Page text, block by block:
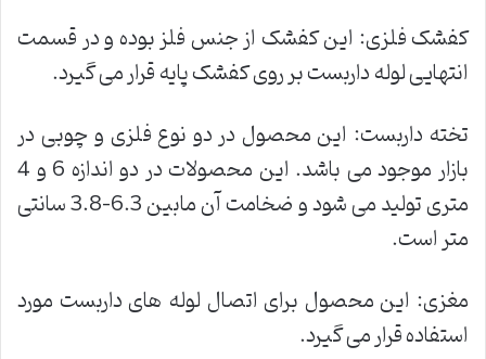
کفشک فلزی: این کفشک از جنس فلز بوده و در قسمت
انتهایی لوله داربست بر روی کفشک پایه قرار می گیرد.
تخته داربست: این محصول در دو نوع فلزی و چوبی در
بازار موجود می باشد. این محصولات در دو اندازه 6 و 4
متری تولید می شود و ضخامت آن مابین 6.3-3.8 سانتی
متر است.
مغزی: این محصول برای اتصال لوله های داربست مورد
استفاده قرار می گیرد.